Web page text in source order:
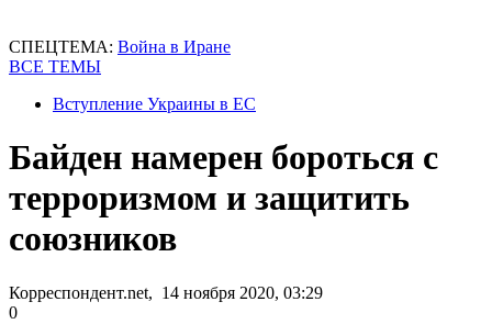
СПЕЦТЕМА: Война в Иране
ВСЕ ТЕМЫ
Вступление Украины в ЕС
Байден намерен бороться с
терроризмом и защитить
союзников
Корреспондент.net, 14 ноября 2020, 03:29
0